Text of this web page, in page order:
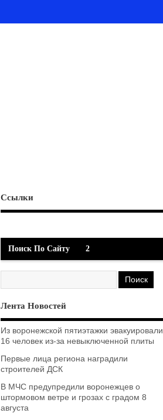
Ссылки
Поиск По Сайту 2
Лента Новостей
Из воронежской пятиэтажки эвакуировали
16 человек из-за невыключенной плиты
Первые лица региона наградили
строителей ДСК
В МЧС предупредили воронежцев о
штормовом ветре и грозах с градом 8
августа